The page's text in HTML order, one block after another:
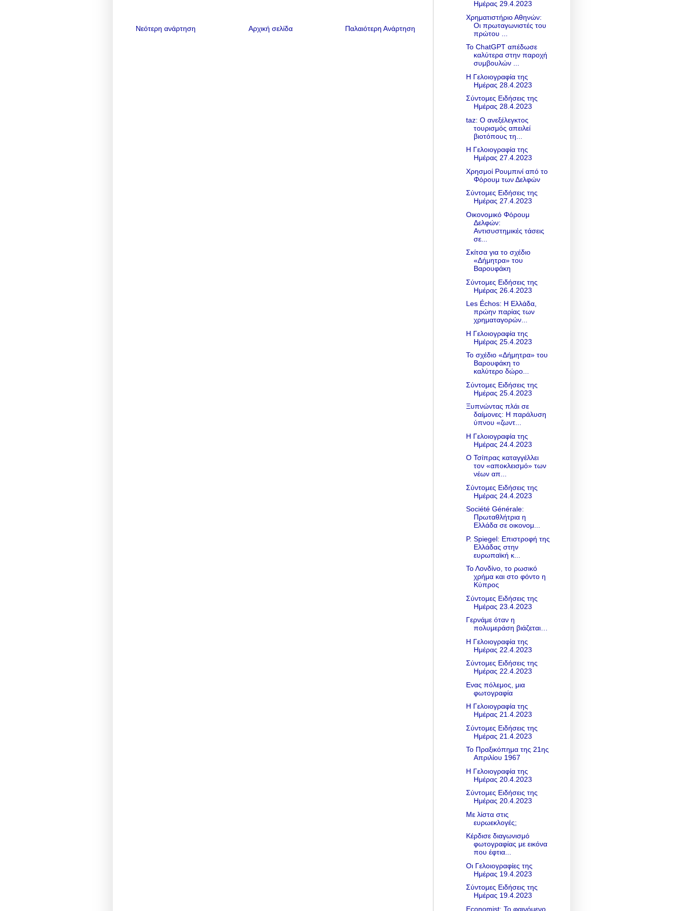
Νεότερη ανάρτηση Παλαιότερη Ανάρτηση
Αρχική σελίδα
Ημέρας 29.4.2023
Χρηματιστήριο Αθηνών:
Οι πρωταγωνιστές του
πρώτου ...
Το ChatGPT απέδωσε
καλύτερα στην παροχή
συμβουλών ...
Η Γελοιογραφία της
Ημέρας 28.4.2023
Σύντομες Ειδήσεις της
Ημέρας 28.4.2023
taz: Ο ανεξέλεγκτος
τουρισμός απειλεί
βιοτόπους τη...
Η Γελοιογραφία της
Ημέρας 27.4.2023
Χρησμοί Ρουμπινί από το
Φόρουμ των Δελφών
Σύντομες Ειδήσεις της
Ημέρας 27.4.2023
Οικονομικό Φόρουμ
Δελφών:
Αντισυστημικές τάσεις
σε...
Σκίτσα για το σχέδιο
«Δήμητρα» του
Βαρουφάκη
Σύντομες Ειδήσεις της
Ημέρας 26.4.2023
Les Échos: Η Ελλάδα,
πρώην παρίας των
χρηματαγορών...
Η Γελοιογραφία της
Ημέρας 25.4.2023
Το σχέδιο «Δήμητρα» του
Βαρουφάκη το
καλύτερο δώρο...
Σύντομες Ειδήσεις της
Ημέρας 25.4.2023
Ξυπνώντας πλάι σε
δαίμονες: Η παράλυση
ύπνου «ζωντ...
Η Γελοιογραφία της
Ημέρας 24.4.2023
Ο Τσίπρας καταγγέλλει
τον «αποκλεισμό» των
νέων απ...
Σύντομες Ειδήσεις της
Ημέρας 24.4.2023
Société Générale:
Πρωταθλήτρια η
Ελλάδα σε οικονομ...
P. Spiegel: Επιστροφή της
Ελλάδας στην
ευρωπαϊκή κ...
Το Λονδίνο, το ρωσικό
χρήμα και στο φόντο η
Κύπρος
Σύντομες Ειδήσεις της
Ημέρας 23.4.2023
Γερνάμε όταν η
πολυμεράση βιάζεται…
Η Γελοιογραφία της
Ημέρας 22.4.2023
Σύντομες Ειδήσεις της
Ημέρας 22.4.2023
Ενας πόλεμος, μια
φωτογραφία
Η Γελοιογραφία της
Ημέρας 21.4.2023
Σύντομες Ειδήσεις της
Ημέρας 21.4.2023
Το Πραξικόπημα της 21ης
Απριλίου 1967
Η Γελοιογραφία της
Ημέρας 20.4.2023
Σύντομες Ειδήσεις της
Ημέρας 20.4.2023
Με λίστα στις
ευρωεκλογές;
Κέρδισε διαγωνισμό
φωτογραφίας με εικόνα
που έφτια...
Οι Γελοιογραφίες της
Ημέρας 19.4.2023
Σύντομες Ειδήσεις της
Ημέρας 19.4.2023
Economist: Το φαινόμενο